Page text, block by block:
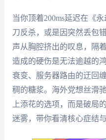
当你顶着200ms延迟在《
刀反杀，或是因突然丢包
声从胸腔挤出的叹息，隔
造成的硬伤是无法逾越的
衰变、服务器路由的迂回
稠的糖浆。海外党想丝滑
上添花的选项，而是破局
迷雾，带你看清核心症结